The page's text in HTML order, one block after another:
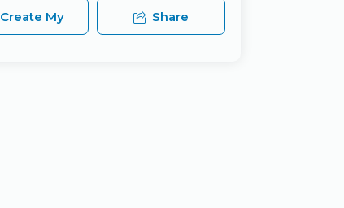
Create My
Team
Share